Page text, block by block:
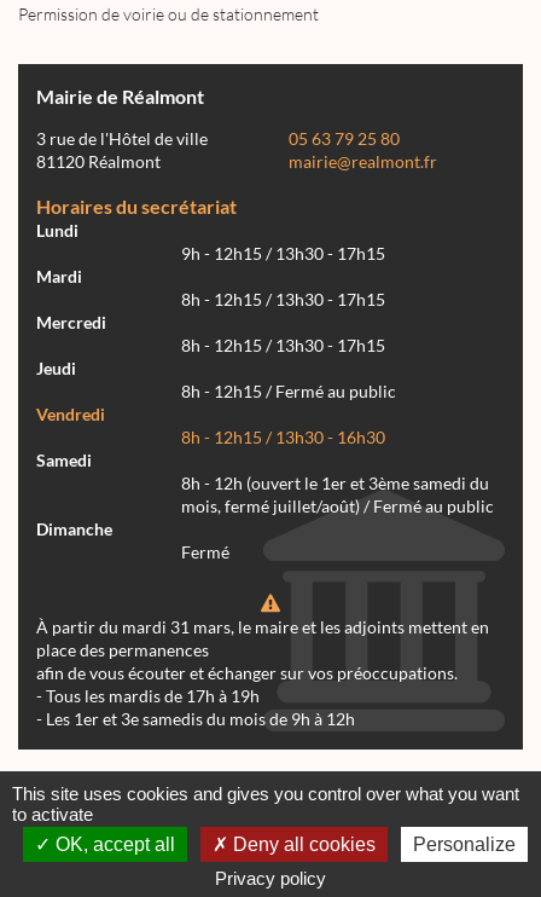
Permission de voirie ou de stationnement
Mairie de Réalmont
3 rue de l'Hôtel de ville
81120 Réalmont
05 63 79 25 80
mairie@realmont.fr
Horaires du secrétariat
Lundi
9h - 12h15 / 13h30 - 17h15
Mardi
8h - 12h15 / 13h30 - 17h15
Mercredi
8h - 12h15 / 13h30 - 17h15
Jeudi
8h - 12h15 / Fermé au public
Vendredi
8h - 12h15 / 13h30 - 16h30
Samedi
8h - 12h (ouvert le 1er et 3ème samedi du
mois, fermé juillet/août) / Fermé au public
Dimanche
Fermé
À partir du mardi 31 mars, le maire et les adjoints mettent en
place des permanences
afin de vous écouter et échanger sur vos préoccupations.
- Tous les mardis de 17h à 19h
- Les 1er et 3e samedis du mois de 9h à 12h
Contactez-nous
Mentions légales
© tous droits réservés Mairie de Réalmont 2024 -
Conception & Réalisation Web RK Création
This site uses cookies and gives you control over what you want
to activate
OK, accept all
Deny all cookies
Personalize
Privacy policy